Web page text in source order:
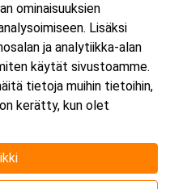
ominaisuuksien
Lisäksi
ja analytiikka-alan
käytät sivustoamme.
tietoja muihin tietoihin,
kerätty, kun olet